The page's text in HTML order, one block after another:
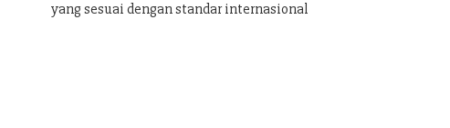
yang sesuai dengan standar internasional